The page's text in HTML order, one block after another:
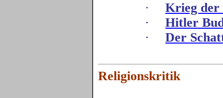
·
Krieg der
·
Hitler
·
Der
Religionskritik